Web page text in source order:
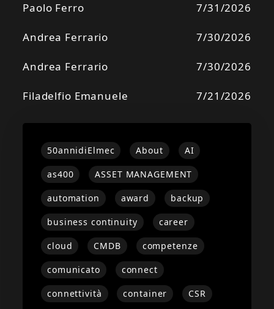
Paolo Ferro 7/31/2026
Andrea Ferrario 7/30/2026
Andrea Ferrario 7/30/2026
Filadelfio Emanuele 7/21/2026
50annidiElmec About AI
as400 ASSET MANAGEMENT
automation award backup
business continuity career
cloud CMDB competenze
comunicato connect
connettività container CSR